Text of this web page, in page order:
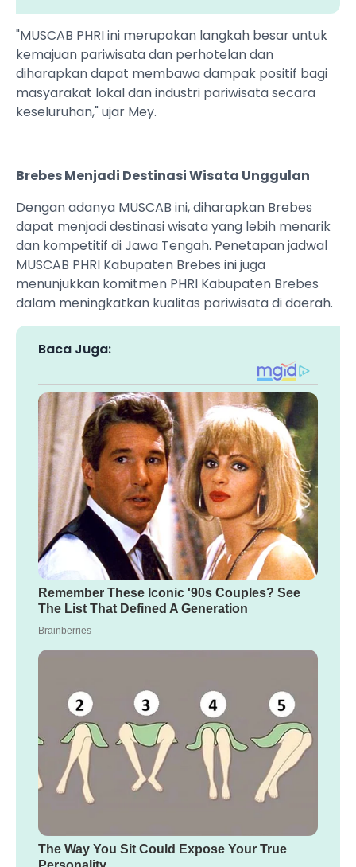
‎‎"MUSCAB PHRI ini merupakan langkah besar untuk
kemajuan pariwisata dan perhotelan dan
diharapkan dapat membawa dampak positif bagi
masyarakat lokal dan industri pariwisata secara
keseluruhan," ujar Mey.
Brebes Menjadi Destinasi Wisata Unggulan
‎Dengan adanya MUSCAB ini, diharapkan Brebes
dapat menjadi destinasi wisata yang lebih menarik
dan kompetitif di Jawa Tengah. Penetapan jadwal
MUSCAB PHRI Kabupaten Brebes ini juga
menunjukkan komitmen PHRI Kabupaten Brebes
dalam meningkatkan kualitas pariwisata di daerah.
Baca Juga: